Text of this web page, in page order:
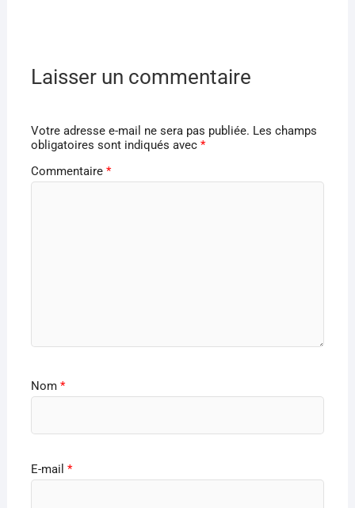
Laisser un commentaire
Votre adresse e-mail ne sera pas publiée. Les champs
obligatoires sont indiqués avec *
Commentaire *
Nom *
E-mail *